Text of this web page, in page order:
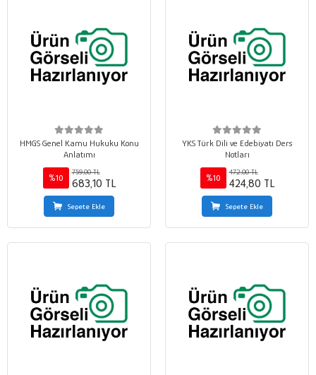
HMGS Genel Kamu Hukuku Konu
Anlatımı
%10
759,00 TL
683,10 TL
Sepete Ekle
YKS Türk Dili ve Edebiyatı Ders
Notları
%10
472,00 TL
424,80 TL
Sepete Ekle